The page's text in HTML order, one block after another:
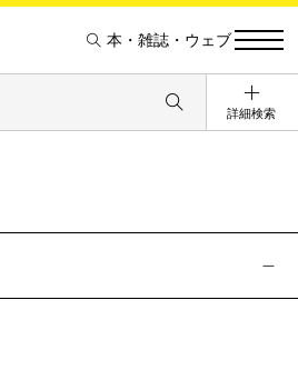
本・雑誌・ウェブ
詳細検索